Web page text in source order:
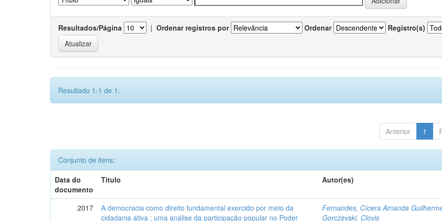
Resultados/Página | Ordenar registros por Ordenar Registro(s)
Resultado 1-1 de 1.
Anterior 1
Conjunto de itens:
Data do
documento
Título Autor(es)
2017
A democracia como direito fundamental exercido por meio da
cidadania ativa : uma análise da participação popular no Poder
Fernandes, Cícera Amanda
Gorczevski, Clovis